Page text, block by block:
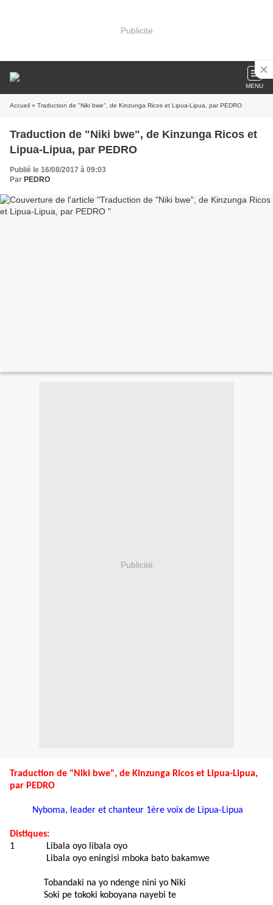
Publicité
MENU
Accueil » Traduction de "Niki bwe", de Kinzunga Ricos et Lipua-Lipua, par PEDRO
Traduction de "Niki bwe", de Kinzunga Ricos et
Lipua-Lipua, par PEDRO
Publié le 16/08/2017 à 09:03
Par PEDRO
Publicité
Traduction de "Niki bwe", de Kinzunga Ricos et Lipua-Lipua,
par PEDRO
Nyboma, leader et chanteur 1ère voix de Lipua-Lipua
Distiques:
1
Libala oyo libala oyo
Libala oyo eningisi mboka bato bakamwe
Tobandaki na yo ndenge nini yo Niki
Soki pe tokoki koboyana nayebi te